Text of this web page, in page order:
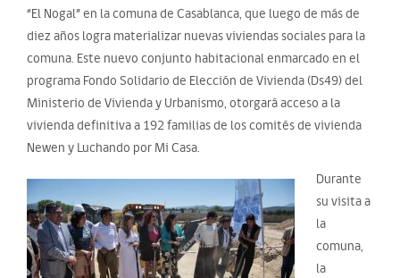
“El Nogal” en la comuna de Casablanca, que luego de más de
diez años logra materializar nuevas viviendas sociales para la
comuna. Este nuevo conjunto habitacional enmarcado en el
programa Fondo Solidario de Elección de Vivienda (Ds49) del
Ministerio de Vivienda y Urbanismo, otorgará acceso a la
vivienda definitiva a 192 familias de los comités de vivienda
Newen y Luchando por Mi Casa.
Durante
su visita a
la
comuna,
la